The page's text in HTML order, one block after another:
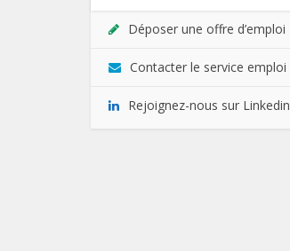
Déposer une offre d’emploi
Contacter le service emploi
Rejoignez-nous sur Linkedin